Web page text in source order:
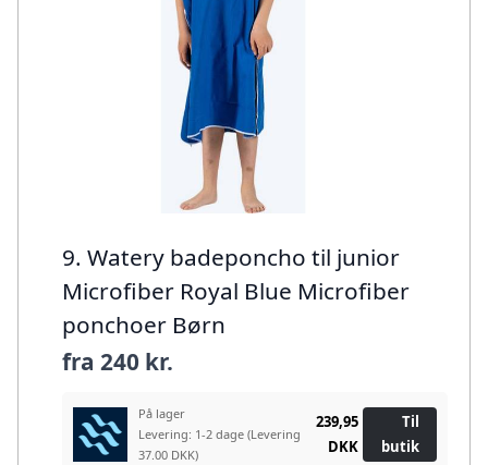
9. Watery badeponcho til junior
Microfiber Royal Blue Microfiber
ponchoer Børn
fra 240 kr.
På lager
Levering: 1-2 dage (Levering
37.00 DKK)
239,95
DKK
Til
butik